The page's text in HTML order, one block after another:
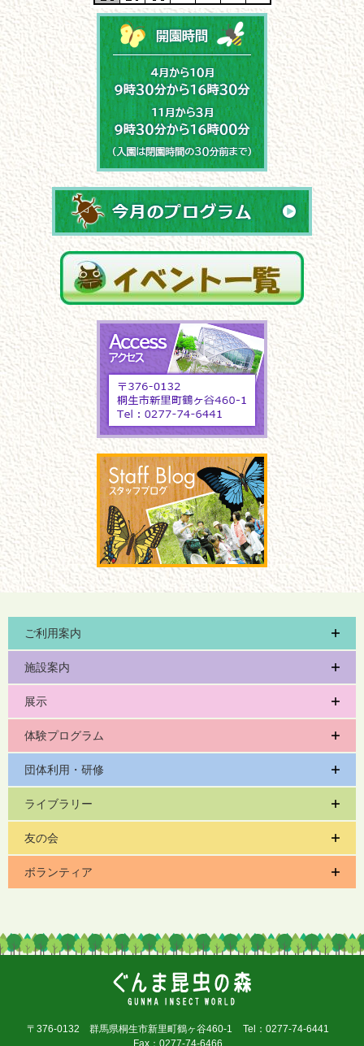
ご利用案内
施設案内
展示
体験プログラム
団体利用・研修
ライブラリー
友の会
ボランティア
〒376-0132 群馬県桐生市新里町鶴ヶ谷460-1
Tel：0277-74-6441
Fax：0277-74-6466